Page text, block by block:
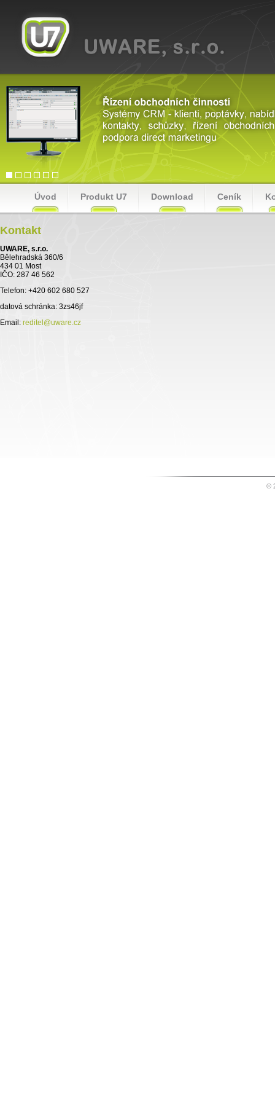
Úvod Produkt U7 Download Ceník
Kontakt
UWARE, s.r.o.
Bělehradská 360/6
434 01 Most
IČO: 287 46 562
Telefon: +420 602 680 527
datová schránka: 3zs46jf
Email: reditel@uware.cz
©